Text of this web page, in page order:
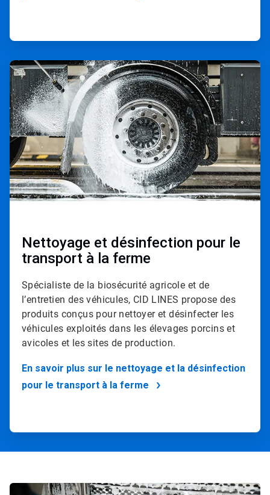
ArticleTile
2
de
2
Nettoyage et désinfection pour le
transport à la ferme
Spécialiste de la biosécurité agricole et de
l’entretien des véhicules, CID LINES propose des
produits conçus pour nettoyer et désinfecter les
véhicules exploités dans les élevages porcins et
avicoles et les sites de production.
En savoir plus sur le nettoyage et la désinfection
pour le transport à la ferme